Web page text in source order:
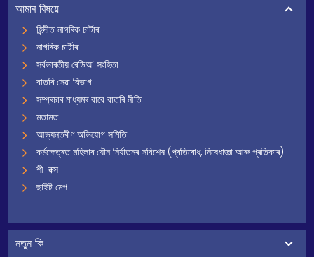
আমাৰ বিষয়ে
হিন্দীত নাগৰিক চাৰ্টাৰ
নাগৰিক চাৰ্টাৰ
সৰ্বভাৰতীয় ৰেডিঅ’ সংহিতা
বাতৰি সেৱা বিভাগ
সম্প্ৰচাৰ মাধ্যমৰ বাবে বাতৰি নীতি
মতামত
আভ্যন্তৰীণ অভিযোগ সমিতি
কৰ্মক্ষেত্ৰত মহিলাৰ যৌন নিৰ্যাতনৰ সবিশেষ (প্ৰতিৰোধ, নিষেধাজ্ঞা আৰু প্ৰতিকাৰ)
শী-বক্স
ছাইট মেপ
নতুন কি